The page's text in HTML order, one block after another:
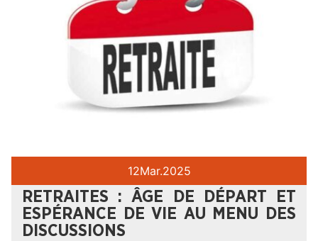
12Mar.2025
RETRAITES : ÂGE DE DÉPART ET
ESPÉRANCE DE VIE AU MENU DES
DISCUSSIONS